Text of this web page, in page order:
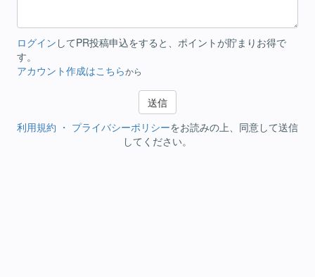
ログイン してPR投稿申込をすると、ポイントが貯まりお得で
す。
アカウント作成はこちらから
利用規約 ・ プライバシーポリシーをお読みの上、同意して送信
してください。